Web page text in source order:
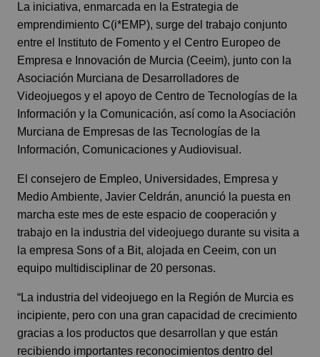
La iniciativa, enmarcada en la Estrategia de
emprendimiento C(i*EMP), surge del trabajo conjunto
entre el
Instituto de Fomento y el Centro Europeo de
Empresa e Innovación de Murcia (Ceeim), junto con la
Asociación Murciana de Desarrolladores de
Videojuegos y el apoyo de Centro de Tecnologías de la
Información y la Comunicación, así como la Asociación
Murciana de Empresas de las Tecnologías de la
Información, Comunicaciones y Audiovisual.
El consejero de Empleo, Universidades, Empresa y
Medio Ambiente, Javier Celdrán, anunció la puesta en
marcha este mes de este espacio de cooperación y
trabajo en la industria del videojuego durante su visita a
la empresa Sons of a Bit, alojada en Ceeim, con un
equipo multidisciplinar de 20 personas.
“La industria del videojuego en la Región de Murcia es
incipiente, pero con una gran capacidad de crecimiento
gracias a los productos que desarrollan y que están
recibiendo importantes reconocimientos dentro del